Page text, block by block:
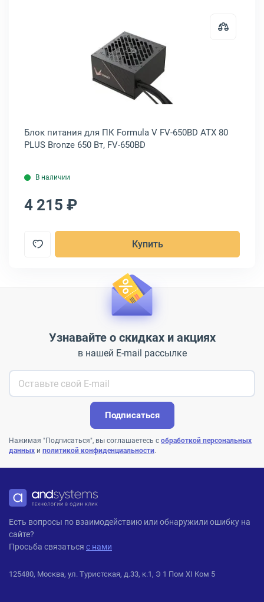
для ПК Formula V FX-500 ATX 500 Вт, FX-500Открыть товар: Блок питания для
Блок питания для ПК Formula V FV-650BD ATX 80
PLUS Bronze 650 Вт, FV-650BD
В наличии
4 215 ₽
Купить
Узнавайте о скидках и акциях
в нашей E-mail рассылке
Подписаться
Нажимая "Подписаться", вы соглашаетесь с обработкой персональных
данных и политикой конфиденциальности.
ANDPRO
Есть вопросы по взаимодействию или обнаружили ошибку на
сайте?
Просьба связаться с нами
125480, Москва, ул. Туристская, д.33, к.1, Э 1 Пом XI Ком 5